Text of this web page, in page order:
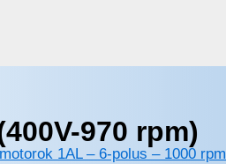
970 rpm)
1AL – 6-polus – 1000 rpm